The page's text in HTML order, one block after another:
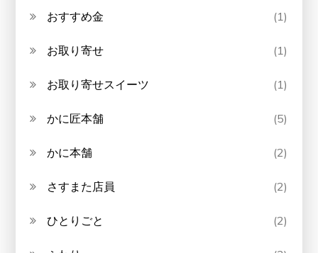
おすすめ金 (1)
お取り寄せ (1)
お取り寄せスイーツ (1)
かに匠本舗 (5)
かに本舗 (2)
さすまた店員 (2)
ひとりごと (2)